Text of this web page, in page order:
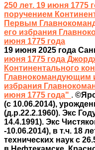
250 лет. 19 июня
поручением
Первым
его избрания
июня 1775 года
19 июня 2025 года
июня 1775 года
Континентального
Главнокомандующим
избрания
июня 1775 года" .
(с 10.06.2014),
(д.р.22.2.1960). Экс
14.4.1991). Экс
-10.06.2014), в т.ч. 18
технических наук c